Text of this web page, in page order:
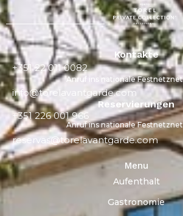
Kontakte
+351 22 011 0082
Anruf ins nationale
info@torelavantgarde.com
Reservierungen
+351 226 001 966
Anruf ins nationale
reservas@torelavantgarde.com
Menu
Aufenthalt
Gastronomie